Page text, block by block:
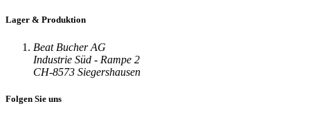
Lager & Produktion
Beat Bucher AG
Industrie Süd - Rampe 2
CH-8573 Siegershausen
Folgen Sie uns